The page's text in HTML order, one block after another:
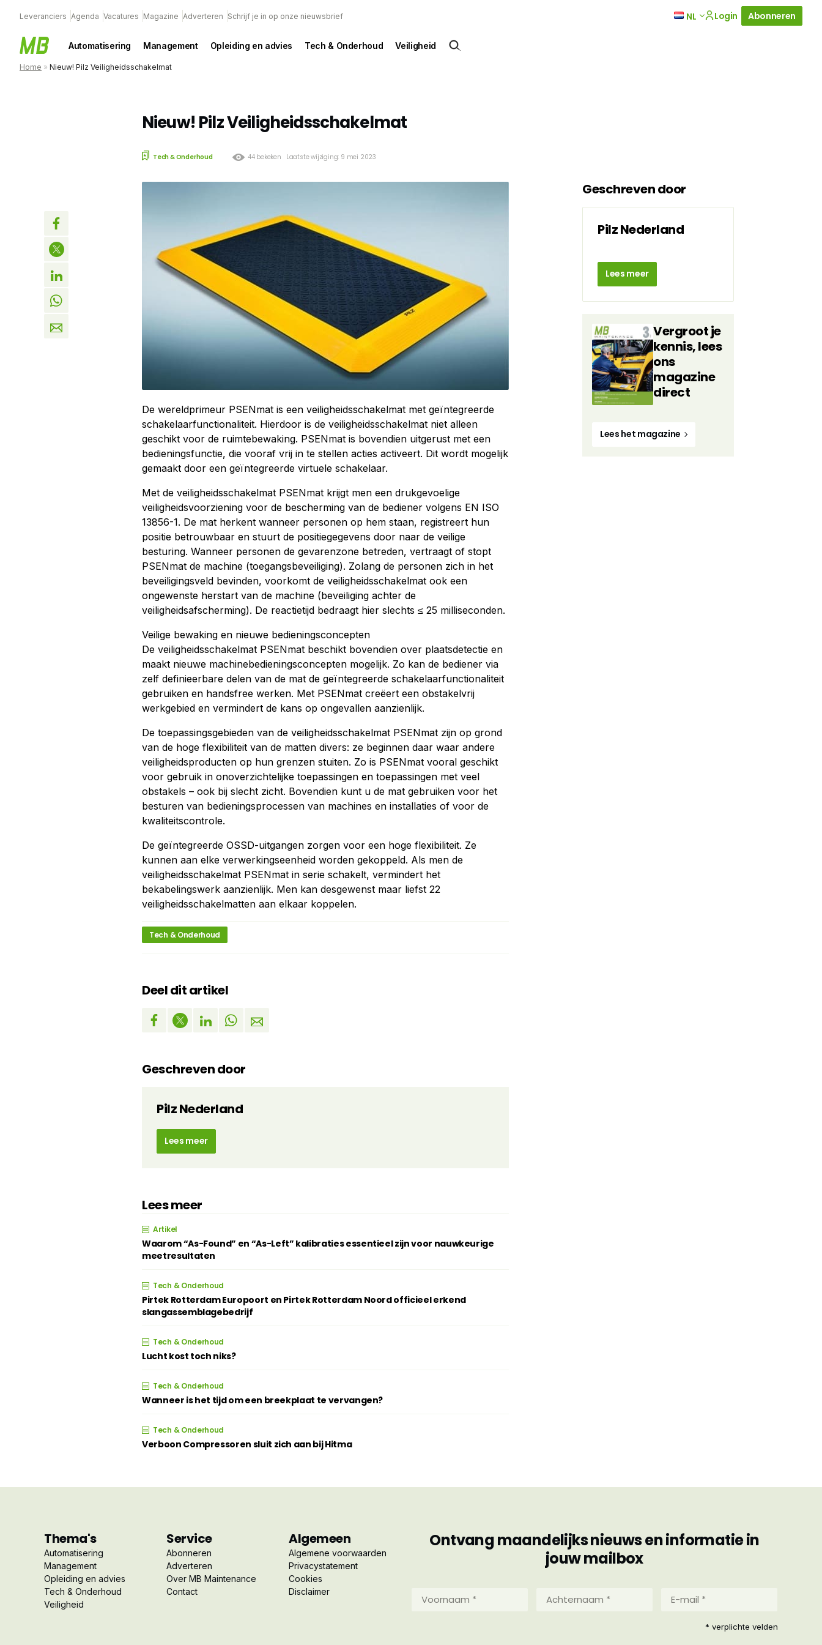
Leveranciers Agenda Vacatures Magazine Adverteren Schrijf je in op onze nieuwsbrief NL Login Abonneren
Automatisering Management Opleiding en advies Tech & Onderhoud Veiligheid
Home » Nieuw! Pilz Veiligheidsschakelmat
Nieuw! Pilz Veiligheidsschakelmat
Tech & Onderhoud 44 bekeken Laatste wijziging: 9 mei 2023
De wereldprimeur PSENmat is een veiligheidsschakelmat met geïntegreerde
schakelaarfunctionaliteit. Hierdoor is de veiligheidsschakelmat niet alleen
geschikt voor de ruimtebewaking. PSENmat is bovendien uitgerust met een
bedieningsfunctie, die vooraf vrij in te stellen acties activeert. Dit wordt mogelijk
gemaakt door een geïntegreerde virtuele schakelaar.
Met de veiligheidsschakelmat PSENmat krijgt men een drukgevoelige
veiligheidsvoorziening voor de bescherming van de bediener volgens EN ISO
13856-1. De mat herkent wanneer personen op hem staan, registreert hun
positie betrouwbaar en stuurt de positiegegevens door naar de veilige
besturing. Wanneer personen de gevarenzone betreden, vertraagt of stopt
PSENmat de machine (toegangsbeveiliging). Zolang de personen zich in het
beveiligingsveld bevinden, voorkomt de veiligheidsschakelmat ook een
ongewenste herstart van de machine (beveiliging achter de
veiligheidsafscherming). De reactietijd bedraagt hier slechts ≤ 25 milliseconden.
Veilige bewaking en nieuwe bedieningsconcepten
De veiligheidsschakelmat PSENmat beschikt bovendien over plaatsdetectie en
maakt nieuwe machinebedieningsconcepten mogelijk. Zo kan de bediener via
zelf definieerbare delen van de mat de geïntegreerde schakelaarfunctionaliteit
gebruiken en handsfree werken. Met PSENmat creëert een obstakelvrij
werkgebied en vermindert de kans op ongevallen aanzienlijk.
De toepassingsgebieden van de veiligheidsschakelmat PSENmat zijn op grond
van de hoge flexibiliteit van de matten divers: ze beginnen daar waar andere
veiligheidsproducten op hun grenzen stuiten. Zo is PSENmat vooral geschikt
voor gebruik in onoverzichtelijke toepassingen en toepassingen met veel
obstakels – ook bij slecht zicht. Bovendien kunt u de mat gebruiken voor het
besturen van bedieningsprocessen van machines en installaties of voor de
kwaliteitscontrole.
De geïntegreerde OSSD-uitgangen zorgen voor een hoge flexibiliteit. Ze
kunnen aan elke verwerkingseenheid worden gekoppeld. Als men de
veiligheidsschakelmat PSENmat in serie schakelt, vermindert het
bekabelingswerk aanzienlijk. Men kan desgewenst maar liefst 22
veiligheidsschakelmatten aan elkaar koppelen.
Tech & Onderhoud
Deel dit artikel
Geschreven door
Pilz Nederland
Lees meer
Lees meer
Artikel
Waarom “As-Found” en “As-Left” kalibraties essentieel zijn voor nauwkeurige
meetresultaten
Tech & Onderhoud
Pirtek Rotterdam Europoort en Pirtek Rotterdam Noord officieel erkend
slangassemblagebedrijf
Tech & Onderhoud
Lucht kost toch niks?
Tech & Onderhoud
Wanneer is het tijd om een breekplaat te vervangen?
Tech & Onderhoud
Verboon Compressoren sluit zich aan bij Hitma
Geschreven door
Pilz Nederland
Lees meer
Vergroot je
kennis, lees
ons
magazine
direct
Lees het magazine
Thema's
Automatisering
Management
Opleiding en advies
Tech & Onderhoud
Veiligheid
Service
Abonneren
Adverteren
Over MB Maintenance
Contact
Algemeen
Algemene voorwaarden
Privacystatement
Cookies
Disclaimer
Ontvang maandelijks nieuws en informatie in
jouw mailbox
Achternaam
mail
* verplichte velden